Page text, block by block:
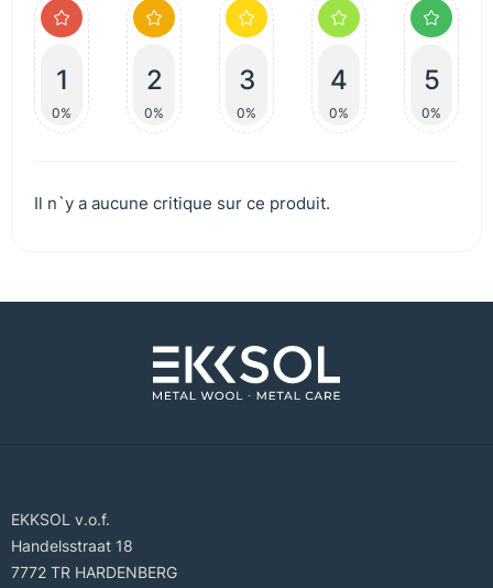
1
0%
2
0%
3
0%
4
0%
5
0%
Il n`y a aucune critique sur ce produit.
EKKSOL v.o.f.
Handelsstraat 18
7772 TR HARDENBERG